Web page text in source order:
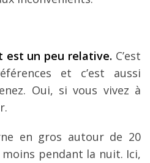
est un peu relative. C’est
et c’est aussi
Oui, si vous vivez à
en gros autour de 20
pendant la nuit. Ici,